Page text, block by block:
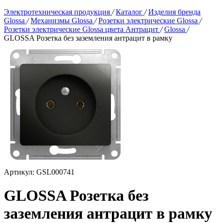
Электротехническая продукция / Каталог / Изделия бренда
Glossa / Механизмы Glossa / Розетки электрические Glossa /
Розетки электрические Glossa цвета Антрацит / Glossa /
GLOSSA Розетка без заземления антрацит в рамку
Артикул: GSL000741
GLOSSA Розетка без
заземления антрацит в рамку